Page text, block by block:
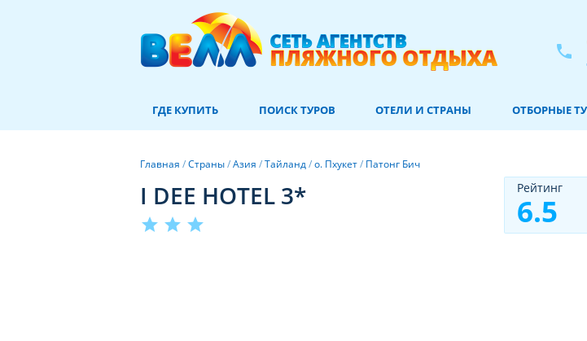
phone
ГДЕ КУПИТЬ ПОИСК ТУРОВ ОТЕЛИ И СТРАНЫ ОТБОРНЫЕ
Главная /Страны/Азия /Тайланд/о. Пхукет/ Патонг Бич
I DEE HOTEL 3*
star star star
Рeйтинг
6.5